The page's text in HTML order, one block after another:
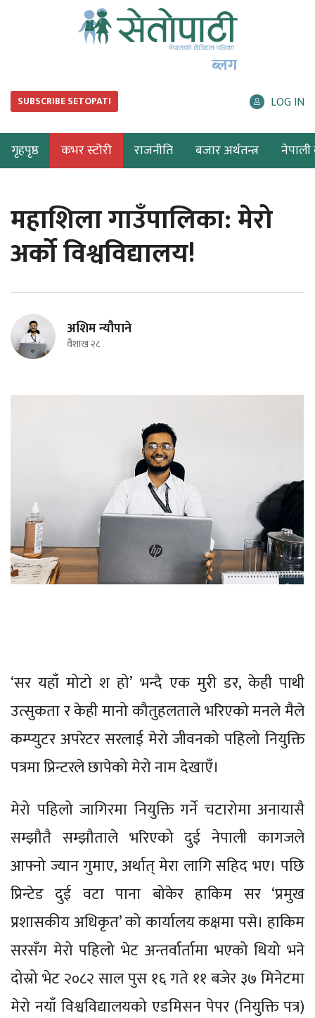
ब्लग
SUBSCRIBE SETOPATI LOG IN
गृहपृष्ठ कभर स्टोरी राजनीति बजार अर्थतन्त्र नेपाली
महाशिला गाउँपालिका: मेरो
अर्को विश्वविद्यालय!
अशिम न्यौपाने
वैशाख २८
‘सर यहाँ मोटो श हो’ भन्दै एक मुरी डर, केही पाथी
उत्सुकता र केही मानो कौतुहलताले भरिएको मनले मैले
कम्प्युटर अपरेटर सरलाई मेरो जीवनको पहिलो नियुक्ति
पत्रमा प्रिन्टरले छापेको मेरो नाम देखाएँ।
मेरो पहिलो जागिरमा नियुक्ति गर्ने चटारोमा अनायासै
सम्झौतै सम्झौताले भरिएको दुई नेपाली कागजले
आफ्नो ज्यान गुमाए, अर्थात् मेरा लागि सहिद भए। पछि
प्रिन्टेड दुई वटा पाना बोकेर हाकिम सर ‘प्रमुख
प्रशासकीय अधिकृत’ को कार्यालय कक्षमा पसे। हाकिम
सरसँग मेरो पहिलो भेट अन्तर्वार्तामा भएको थियो भने
दोस्रो भेट २०८२ साल पुस १६ गते ११ बजेर ३७ मिनेटमा
मेरो नयाँ विश्वविद्यालयको एडमिसन पेपर (नियुक्ति पत्र)